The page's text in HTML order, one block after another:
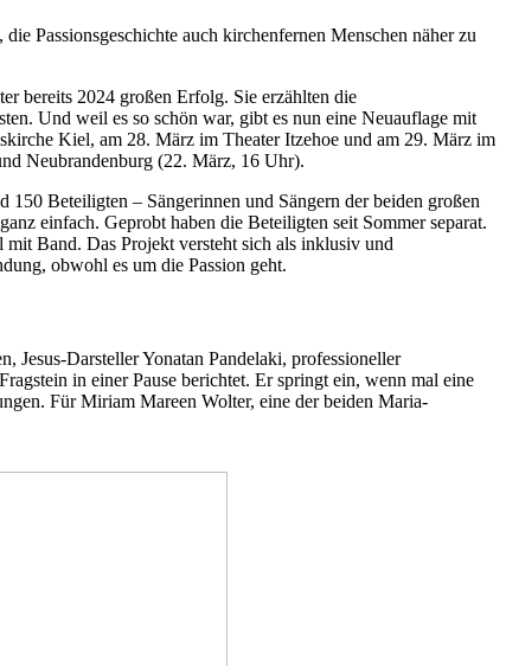
Passionsgeschichte auch kirchenfernen Menschen näher zu
bereits 2024 großen Erfolg. Sie erzählten die
Und weil es so schön war, gibt es nun eine Neuauflage mit
Kiel, am 28. März im Theater Itzehoe und am 29. März im
Neubrandenburg (22. März, 16 Uhr).
Beteiligten – Sängerinnen und Sängern der beiden großen
einfach. Geprobt haben die Beteiligten seit Sommer separat.
Band. Das Projekt versteht sich als inklusiv und
obwohl es um die Passion geht.
Jesus-Darsteller Yonatan Pandelaki, professioneller
in einer Pause berichtet. Er springt ein, wenn mal eine
Für Miriam Mareen Wolter, eine der beiden Maria-